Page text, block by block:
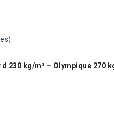
230 kg/m³ – Olympique 270